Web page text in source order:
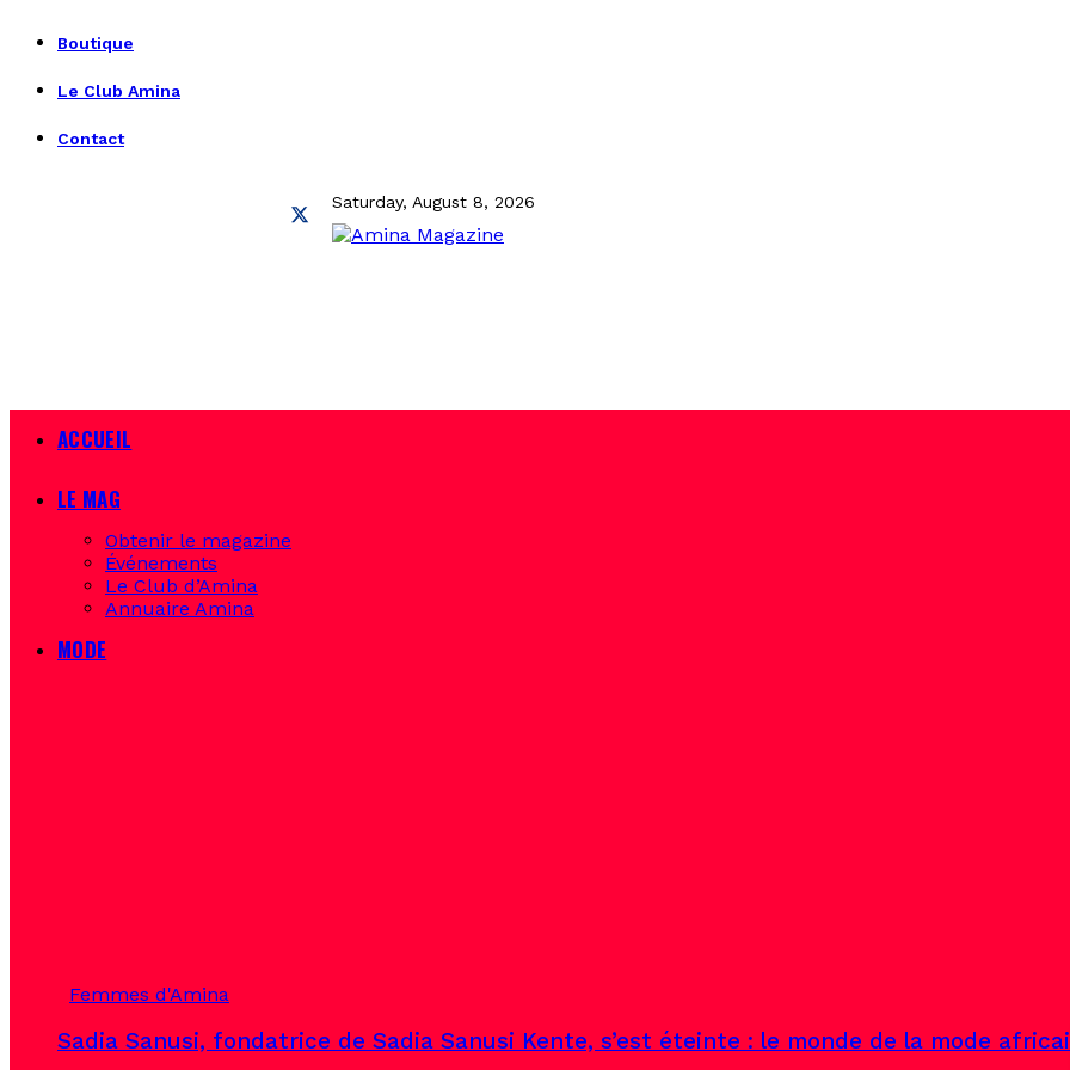
Boutique
Le Club Amina
Contact
Saturday, August 8, 2026
ACCUEIL
LE MAG
Obtenir le magazine
Événements
Le Club d’Amina
Annuaire Amina
MODE
Femmes d'Amina
Sadia Sanusi, fondatrice de Sadia Sanusi Kente, s’est éteinte : le monde de la mode